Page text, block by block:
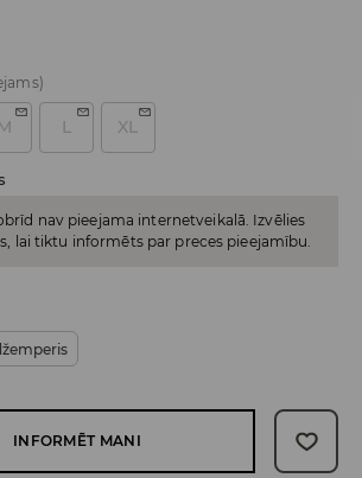
M L XL
nav pieejama internetveikalā. Izvēlies
lai tiktu informēts par preces pieejamību.
INFORMĒT MANI